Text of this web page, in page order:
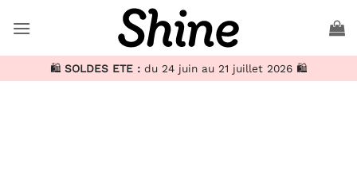
au
🛍️ SOLDES ETE : du 24 juin au 21 juillet 2026 🛍️